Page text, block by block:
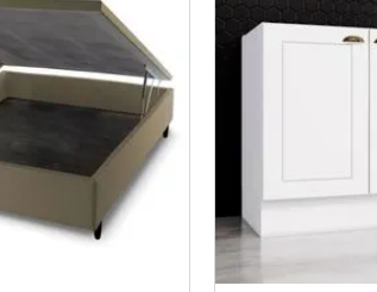
desengordurantes, álcool ou solvente.
ao sol, calor e umidade excessivos.
e a calibração de cores do seu monitor.
o comprovante de recebimento.
ato da entrega, por subir escadas/